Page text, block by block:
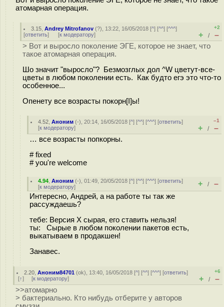
атомарная операция.
3.15 ,Andrey Mitrofanov (?), 13:22, 16/05/2018 [^] [^^] [^^^]
[ответить] [к модератору]
+2
+ / –
> Вот и выросло поколение ЭГЕ, которое не знает, что
такое атомарная операция.
Шо значит "выросло"? Безмозглых дол ^W цветут-все-
цветы в любом поколении есть. Как будто егэ это что-то
особенное...
Опенету все возрасты покорн[I]ы!
4.52 ,Аноним (-), 20:14, 16/05/2018 [^] [^^] [^^^] [ответить]
[к модератору]
–1
+ / –
… все возрасты попкорны.
# fixed
# you're welcome
4.94 ,Аноним (-), 01:49, 20/05/2018 [^] [^^] [^^^] [ответить]
[к модератору] + / –
Интересно, Андрей, а на работе ты так же
рассуждаешь?
тебе: Версия Х сырая, его ставить нельзя!
ты: Сырые в любом поколении пакетов есть,
выкатываем в продакшен!
Занавес.
2.20 ,Аноним84701 (ok), 13:40, 16/05/2018 [^] [^^] [^^^] [ответить]
[↑] [к модератору]
+6
+ / –
>>атомарно
> бактериально. Кто нибудь отберите у авторов